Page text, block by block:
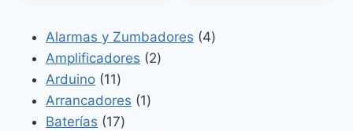
Alarmas y Zumbadores 44
Amplificadores 22
Arduino 1111
productos
Arrancadores 11
Baterías 1717